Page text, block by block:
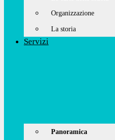
Organizzazione
La storia
Servizi
Panoramica